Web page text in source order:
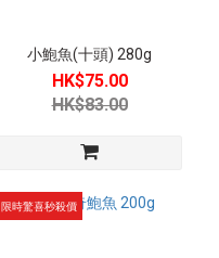
小鮑魚(十頭) 280g
HK$75.00
HK$83.00
限時驚喜秒殺價